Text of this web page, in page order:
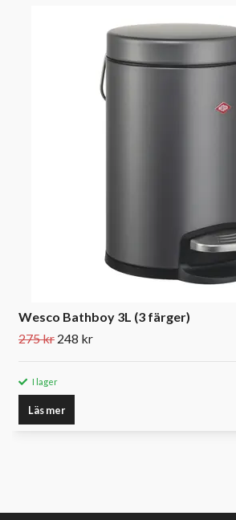
Wesco Bathboy 3L (3 färger)
275 kr 248 kr
I lager
Läs mer